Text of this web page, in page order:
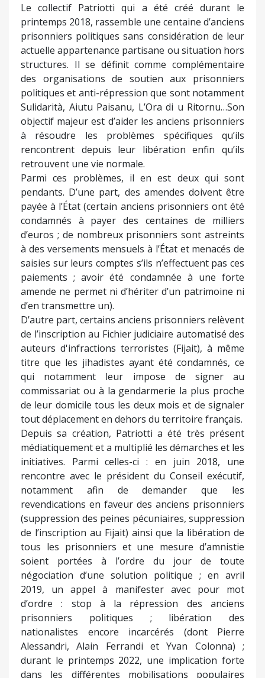
Le collectif Patriotti qui a été créé durant le
printemps 2018, rassemble une centaine d’anciens
prisonniers politiques sans considération de leur
actuelle appartenance partisane ou situation hors
structures. Il se définit comme complémentaire
des organisations de soutien aux prisonniers
politiques et anti-répression que sont notamment
Sulidarità, Aiutu Paisanu, L’Ora di u Ritornu…Son
objectif majeur est d’aider les anciens prisonniers
à résoudre les problèmes spécifiques qu’ils
rencontrent depuis leur libération enfin qu’ils
retrouvent une vie normale.
Parmi ces problèmes, il en est deux qui sont
pendants. D’une part, des amendes doivent être
payée à l’État (certain anciens prisonniers ont été
condamnés à payer des centaines de milliers
d’euros ; de nombreux prisonniers sont astreints
à des versements mensuels à l’État et menacés de
saisies sur leurs comptes s’ils n’effectuent pas ces
paiements ; avoir été condamnée à une forte
amende ne permet ni d’hériter d’un patrimoine ni
d’en transmettre un).
D’autre part, certains anciens prisonniers relèvent
de l’inscription au Fichier judiciaire automatisé des
auteurs d'infractions terroristes (Fijait), à même
titre que les jihadistes ayant été condamnés, ce
qui notamment leur impose de signer au
commissariat ou à la gendarmerie la plus proche
de leur domicile tous les deux mois et de signaler
tout déplacement en dehors du territoire français.
Depuis sa création, Patriotti a été très présent
médiatiquement et a multiplié les démarches et les
initiatives. Parmi celles-ci : en juin 2018, une
rencontre avec le président du Conseil exécutif,
notamment afin de demander que les
revendications en faveur des anciens prisonniers
(suppression des peines pécuniaires, suppression
de l’inscription au Fijait) ainsi que la libération de
tous les prisonniers et une mesure d’amnistie
soient portées à l’ordre du jour de toute
négociation d’une solution politique ; en avril
2019, un appel à manifester avec pour mot
d’ordre : stop à la répression des anciens
prisonniers politiques ; libération des
nationalistes encore incarcérés (dont Pierre
Alessandri, Alain Ferrandi et Yvan Colonna) ;
durant le printemps 2022, une implication forte
dans les différentes mobilisations populaires